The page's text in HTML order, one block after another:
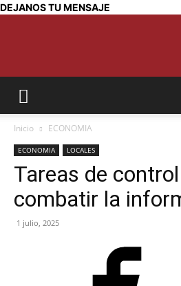
DEJANOS TU MENSAJE
Inicio ECONOMIA
ECONOMIA LOCALES
Tareas de
combatir la
1 julio, 2025